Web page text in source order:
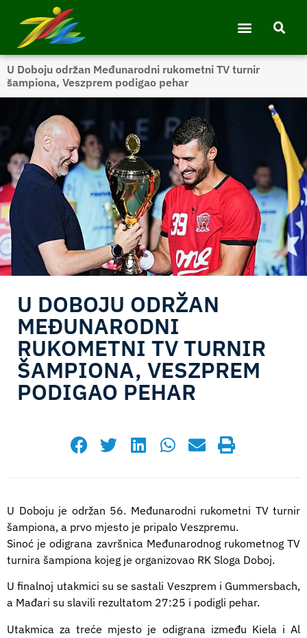
U Doboju održan Međunarodni rukometni TV turnir
šampiona, Veszprem podigao pehar
U DOBOJU ODRŽAN
MEĐUNARODNI
RUKOMETNI TV TURNIR
ŠAMPIONA, VESZPREM
PODIGAO PEHAR
U Doboju je održan 56. Međunarodni rukometni TV turnir
šampiona, a prvo mjesto je pripalo Veszpremu.
Sinoć je odigrana završnica Međunarodnog rukometnog TV
turnira šampiona kojeg je organizovao RK Sloga Doboj.
U finalnoj utakmici su se sastali Veszprem i Gummersbach,
a Mađari su slavili rezultatom 27:25 i podigli pehar.
Utakmica za treće mjesto je odigrana između Kiela i Al